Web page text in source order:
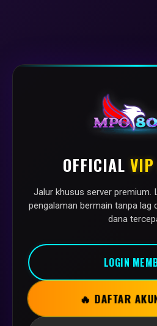
OFFICIAL VIP
Jalur khusus server premium.
pengalaman bermain tanpa lag
dana
LOGIN
🔥 DAFTAR